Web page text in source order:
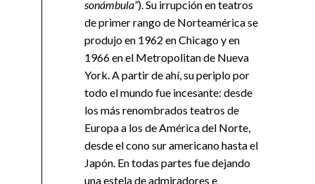
sonámbula”). Su irrupción en teatros
de primer rango de Norteamérica se
produjo en 1962 en Chicago y en
1966 en el Metropolitan de Nueva
York. A partir de ahí, su periplo por
todo el mundo fue incesante: desde
los más renombrados teatros de
Europa a los de América del Norte,
desde el cono sur americano hasta el
Japón. En todas partes fue dejando
una estela de admiradores e